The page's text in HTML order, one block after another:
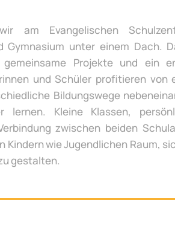
am Evangelischen
Gymnasium unter einem Dach.
Projekte und ein
und Schüler profitieren von
Bildungswege
lernen. Kleine Klassen,
zwischen beiden
Kindern wie Jugendlichen Raum,
gestalten.